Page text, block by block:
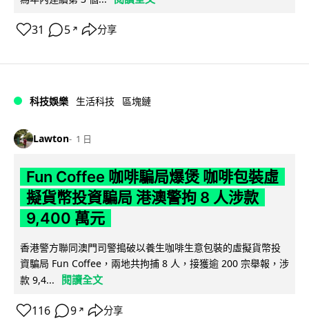
31 5 ↗ 分享
科技娛樂 生活科技 區塊鏈
Lawton 1 日
Fun Coffee 咖啡騙局爆煲 咖啡包裝虛
擬貨幣投資騙局 港澳警拘 8 人涉款
9,400 萬元
香港警方聯同澳門司警搗破以養生咖啡生意包裝的虛擬貨幣投
資騙局 Fun Coffee，兩地共拘捕 8 人，接獲逾 200 宗舉報，涉
款 9,4...
閱讀全文
116 9 ↗ 分享